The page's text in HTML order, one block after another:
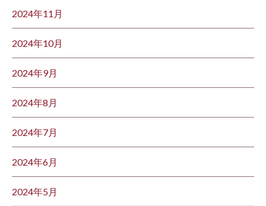
2024年11月
2024年10月
2024年9月
2024年8月
2024年7月
2024年6月
2024年5月